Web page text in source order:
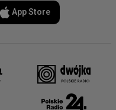
App Store